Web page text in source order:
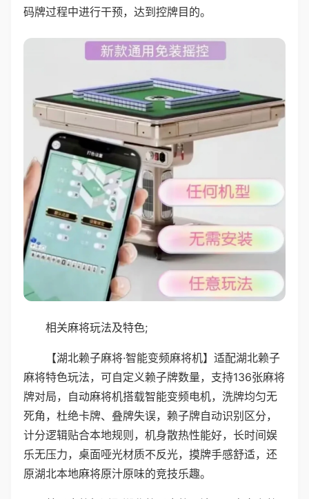
码牌过程中进行干预，达到控牌目的。
相关麻将玩法及特色;
【湖北赖子麻将·智能变频麻将机】适配湖北赖子
麻将特色玩法，可自定义赖子牌数量，支持136张麻将
牌对局，自动麻将机搭载智能变频电机，洗牌均匀无
死角，杜绝卡牌、叠牌失误，赖子牌自动识别区分，
计分逻辑贴合本地规则，机身散热性能好，长时间娱
乐无压力，桌面哑光材质不反光，摸牌手感舒适，还
原湖北本地麻将原汁原味的竞技乐趣。